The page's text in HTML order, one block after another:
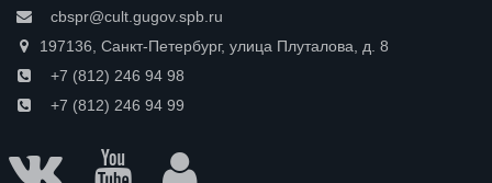
cbspr@cult.gugov.spb.ru
197136, Санкт-Петербург, улица Плуталова, д. 8
+7 (812) 246 94 98
+7 (812) 246 94 99